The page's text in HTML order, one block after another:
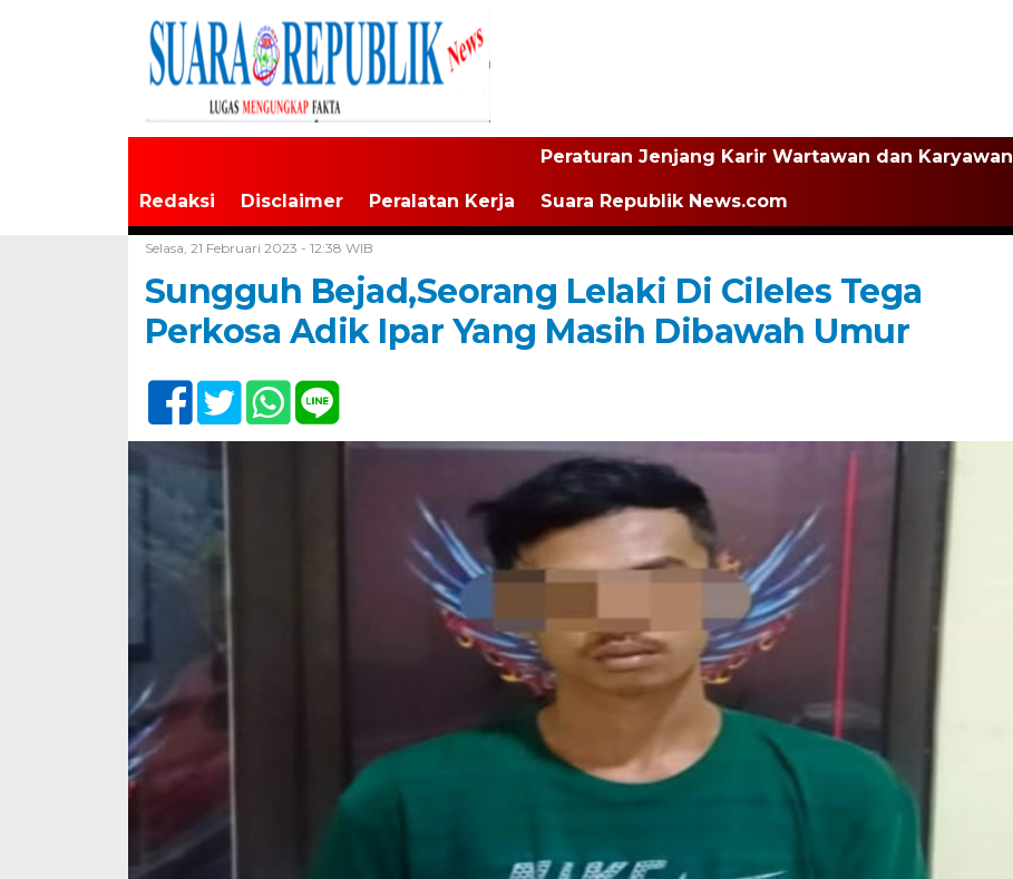
Redaksi Disclaimer Peralatan Kerja
Peraturan Jenjang Karir Wartawan dan Karyawan
Suara Republik News.com
Selasa, 21 Februari 2023 - 12:38 WIB
Sungguh Bejad,Seorang Lelaki Di Cileles Tega
Perkosa Adik Ipar Yang Masih Dibawah Umur